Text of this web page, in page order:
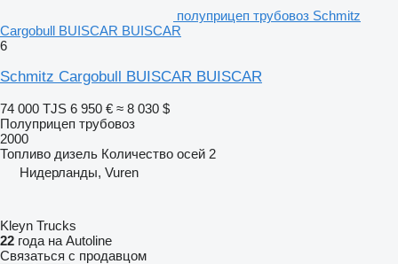
полуприцеп трубовоз Schmitz
Cargobull BUISCAR BUISCAR
6
Schmitz Cargobull BUISCAR BUISCAR
74 000 TJS 6 950 € ≈ 8 030 $
Полуприцеп трубовоз
2000
Топливо дизель Количество осей 2
Нидерланды, Vuren
Kleyn Trucks
22 года на Autoline
Связаться с продавцом